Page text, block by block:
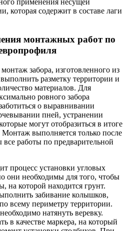
применения несущей
которая содержит в составе лаги
монтажных работ по
забора, изготовленного из
разметку территории и
материалов. Для
ровного забора
о выравнивании
пней, устранении
могут отобразиться в итоге
Монтаж выполняется только после
работы по предварительной
процесс установки угловых
они необходимы для того, чтобы
на которой находится грунт.
забивание колышков,
всему периметру территории.
натянуть веревку.
в качестве маркера, на который